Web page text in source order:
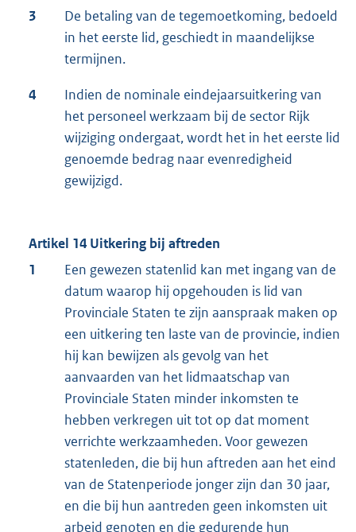
3
De betaling van de tegemoetkoming, bedoeld
in het eerste lid, geschiedt in maandelijkse
termijnen.
4
Indien de nominale eindejaarsuitkering van
het personeel werkzaam bij de sector Rijk
wijziging ondergaat, wordt het in het eerste lid
genoemde bedrag naar evenredigheid
gewijzigd.
Artikel 14 Uitkering bij aftreden
1
Een gewezen statenlid kan met ingang van de
datum waarop hij opgehouden is lid van
Provinciale Staten te zijn aanspraak maken op
een uitkering ten laste van de provincie, indien
hij kan bewijzen als gevolg van het
aanvaarden van het lidmaatschap van
Provinciale Staten minder inkomsten te
hebben verkregen uit tot op dat moment
verrichte werkzaamheden. Voor gewezen
statenleden, die bij hun aftreden aan het eind
van de Statenperiode jonger zijn dan 30 jaar,
en die bij hun aantreden geen inkomsten uit
arbeid genoten en die gedurende hun